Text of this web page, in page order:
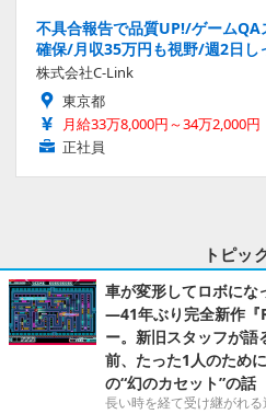
不具合報告で品質UP!/ゲーム
確保/月収35万円も視野/週2日し
株式会社C-Link
東京都
月給33万8,000円～34万2,000円
正社員
トピッ
車が変形してロボにな
―41年ぶり完全新作『
ー。新旧スタッフが
前、たった1人のため
の“幻のカセット”の話
長い時を経て受け継がれる